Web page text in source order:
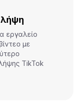
λήψη
εργαλείο
με
TikTok